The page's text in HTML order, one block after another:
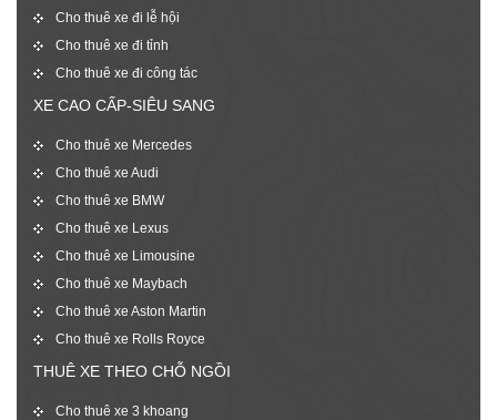
Cho thuê xe đi lễ hội
Cho thuê xe đi tỉnh
Cho thuê xe đi công tác
XE CAO CẤP-SIÊU SANG
Cho thuê xe Mercedes
Cho thuê xe Audi
Cho thuê xe BMW
Cho thuê xe Lexus
Cho thuê xe Limousine
Cho thuê xe Maybach
Cho thuê xe Aston Martin
Cho thuê xe Rolls Royce
THUÊ XE THEO CHỖ NGỒI
Cho thuê xe 3 khoang